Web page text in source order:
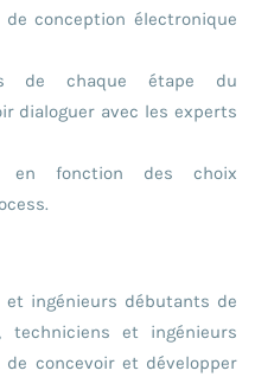
conception électronique
de chaque étape du
dialoguer avec les experts
en fonction des choix
et ingénieurs débutants de
techniciens et ingénieurs
concevoir et développer